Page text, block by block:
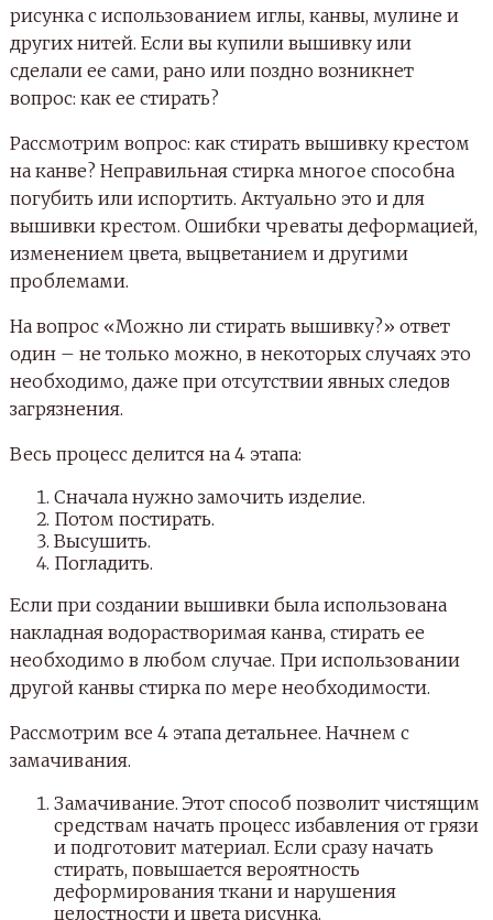
рисунка с использованием иглы, канвы, мулине и
других нитей. Если вы купили вышивку или
сделали ее сами, рано или поздно возникнет
вопрос: как ее стирать?
Рассмотрим вопрос: как стирать вышивку крестом
на канве? Неправильная стирка многое способна
погубить или испортить. Актуально это и для
вышивки крестом. Ошибки чреваты деформацией,
изменением цвета, выцветанием и другими
проблемами.
На вопрос «Можно ли стирать вышивку?» ответ
один – не только можно, в некоторых случаях это
необходимо, даже при отсутствии явных следов
загрязнения.
Весь процесс делится на 4 этапа:
Сначала нужно замочить изделие.
Потом постирать.
Высушить.
Погладить.
Если при создании вышивки была использована
накладная водорастворимая канва, стирать ее
необходимо в любом случае. При использовании
другой канвы стирка по мере необходимости.
Рассмотрим все 4 этапа детальнее. Начнем с
замачивания.
Замачивание. Этот способ позволит чистящим
средствам начать процесс избавления от грязи
и подготовит материал. Если сразу начать
стирать, повышается вероятность
деформирования ткани и нарушения
целостности и цвета рисунка.